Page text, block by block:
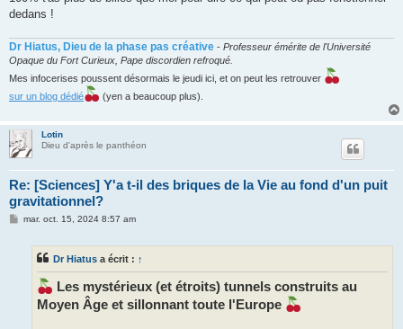
dedans !
Dr Hiatus, Dieu de la phase pas créative - Professeur émérite de l'Université
Opaque du Fort Curieux, Pape discordien refroqué.
Mes infocerises poussent désormais le jeudi ici, et on peut les retrouver
sur un blog dédié
(yen a beaucoup plus).
Lotin
Dieu d'après le panthéon
Re: [Sciences] Y'a t-il des briques de la Vie au fond d'un puit
gravitationnel?
Mmar. oct. 15, 2024 8:57 am
Dr Hiatus a écrit : ↑
Les mystérieux (et étroits) tunnels construits au
Moyen Âge et sillonnant toute l'Europe